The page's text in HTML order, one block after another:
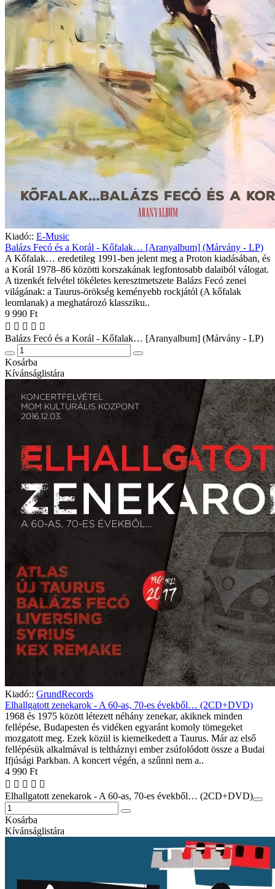
Kiadó:: E-Music
Balázs Fecó és a Korál - Kőfalak… [Aranyalbum] (Márvány - LP)
A Kőfalak… eredetileg 1991-ben jelent meg a Proton kiadásában, és
a Korál 1978–86 közötti korszakának legfontosabb dalaiból válogat.
A tizenkét felvétel tökéletes keresztmetszete Balázs Fecó zenei
világának: a Taurus-örökség keményebb rockjától (A kőfalak
leomlanak) a meghatározó klassziku..
9 990 Ft
Balázs Fecó és a Korál - Kőfalak… [Aranyalbum] (Márvány - LP)
Kosárba
Kívánságlistára
Kiadó:: GrundRecords
Elhallgatott zenekarok - A 60-as, 70-es évekből… (2CD+DVD)
1968 és 1975 között létezett néhány zenekar, akiknek minden
fellépése, Budapesten és vidéken egyaránt komoly tömegeket
mozgatott meg. Ezek közül is kiemelkedett a Taurus. Már az első
fellépésük alkalmával is teltháznyi ember zsúfolódott össze a Budai
Ifjúsági Parkban. A koncert végén, a szűnni nem a..
4 990 Ft
Elhallgatott zenekarok - A 60-as, 70-es évekből… (2CD+DVD)
Kosárba
Kívánságlistára